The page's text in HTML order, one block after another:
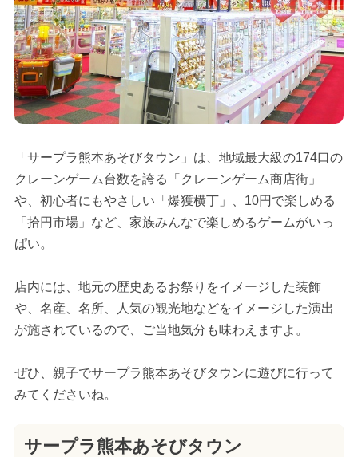
「サープラ熊本あそびタウン」は、地域最大級の174口の
クレーンゲーム台数を誇る「クレーンゲーム商店街」
や、初心者にもやさしい「爆獲横丁」、10円で楽しめる
「拾円市場」など、家族みんなで楽しめるゲームがいっ
ぱい。
店内には、地元の歴史あるお祭りをイメージした装飾
や、名産、名所、人気の観光地などをイメージした演出
が施されているので、ご当地気分も味わえますよ。
ぜひ、親子でサープラ熊本あそびタウンに遊びに行って
みてくださいね。
サープラ熊本あそびタウン